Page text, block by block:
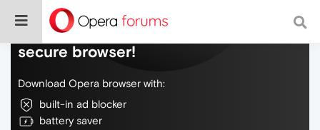
Do more on the web, with a fast and
secure browser!
Download Opera browser with:
built-in ad blocker
battery saver